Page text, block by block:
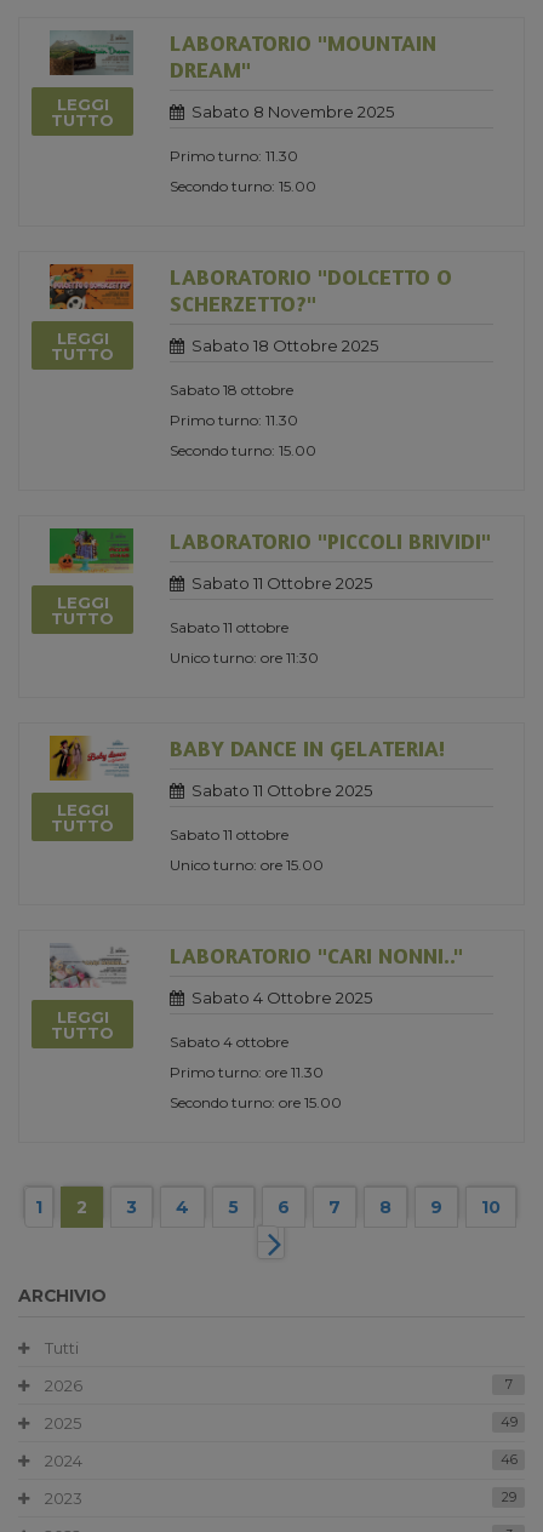
LEGGI
TUTTO
LABORATORIO "MOUNTAIN
DREAM"
Sabato 8 Novembre 2025
Primo turno: 11.30
Secondo turno: 15.00
LEGGI
TUTTO
LABORATORIO "DOLCETTO O
SCHERZETTO?"
Sabato 18 Ottobre 2025
Sabato 18 ottobre
Primo turno: 11.30
Secondo turno: 15.00
LEGGI
TUTTO
LABORATORIO "PICCOLI BRIVIDI"
Sabato 11 Ottobre 2025
Sabato 11 ottobre
Unico turno: ore 11:30
LEGGI
TUTTO
BABY DANCE IN GELATERIA!
Sabato 11 Ottobre 2025
Sabato 11 ottobre
Unico turno: ore 15.00
LEGGI
TUTTO
LABORATORIO "CARI NONNI.."
Sabato 4 Ottobre 2025
Sabato 4 ottobre
Primo turno: ore 11.30
Secondo turno: ore 15.00
1 2 3 4 5 6 7 8 9 10
ARCHIVIO
Tutti
2026
7
2025 49
2024 46
2023 29